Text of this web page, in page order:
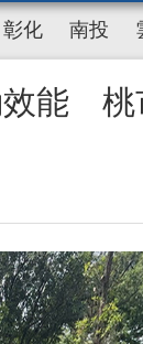
彰化 南投
能 桃